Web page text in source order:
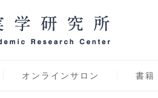
オンラインサロン 書籍